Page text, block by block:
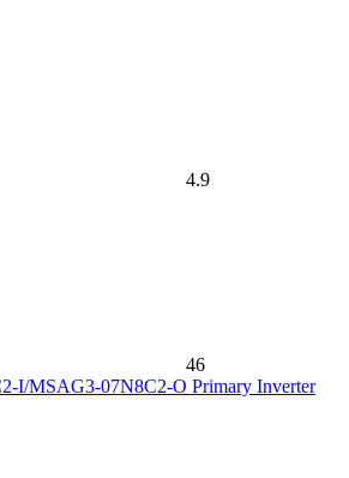
4.9
46
I/MSAG3-07N8C2-O Primary Inverter